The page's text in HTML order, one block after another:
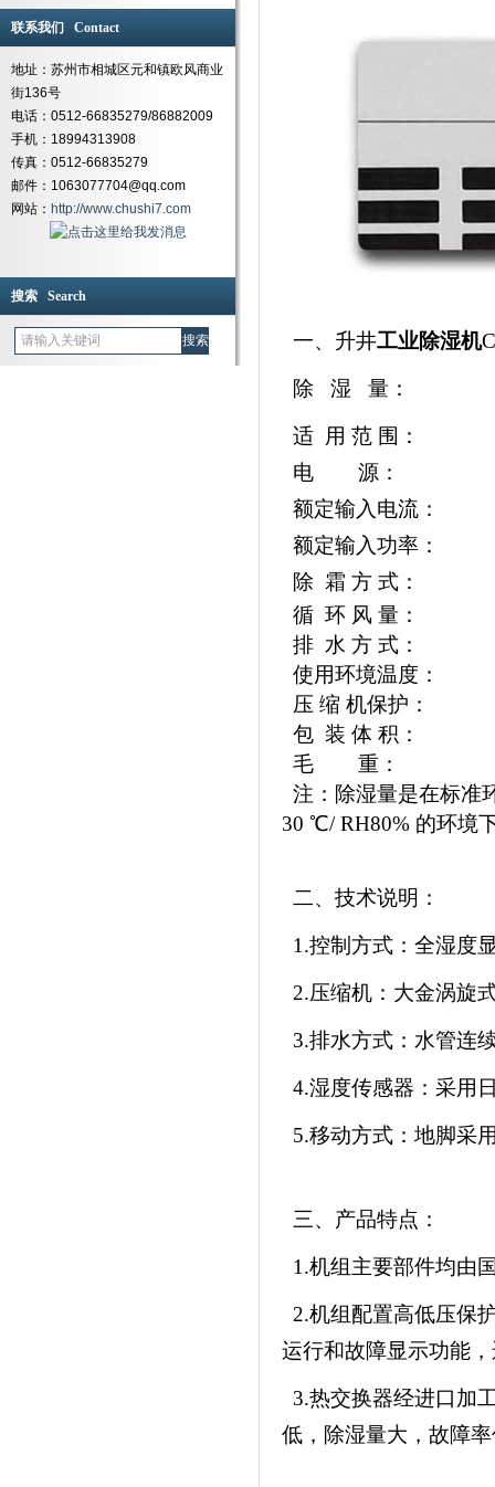
联系我们 Contact
地址：苏州市相城区元和镇欧风商业
街136号
电话：0512-66835279/86882009
手机：18994313908
传真：0512-66835279
邮件：1063077704@qq.com
网站： http://www.chushi7.com
搜索 Search
一、升井工业除湿机
除 湿 量：
适 用 范 围：
电 源：
额定输入电
额定输入功
除 霜 方 式
循 环 风 量：
排 水 方 式：
使用环境温
压 缩 机保护
包 装 体 积：
毛 重：
注：除湿量是在标准
30 ℃/ RH80% 的环境
二、技术说明：
1.控制方式：全湿度
2.压缩机：大金涡旋
3.排水方式：水管连
4.湿度传感器：采用
5.移动方式：地脚采
三、产品特点：
1.机组主要部件均由
2.机组配置高低压保
运行和故障显示功能
3.热交换器经进口加
低，除湿量大，故障